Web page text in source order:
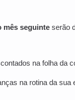
mês seguinteserão
na folha da
na rotina da sua